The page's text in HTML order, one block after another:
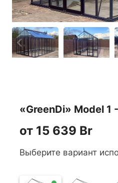
«GreenDi» Model 1
от 15 639 Br
Выберите вариант